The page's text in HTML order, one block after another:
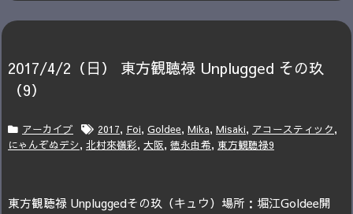
2017/4/2（日） 東方観聴禄 Unplugged その玖
（9）
アーカイブ 2017, Foi, Goldee, Mika, Misaki, アコースティック,
にゃんぞぬデシ, 北村來嶺彩, 大阪, 徳永由希, 東方観聴禄9
東方観聴禄 Unpluggedその玖（キュウ） 場所：堀江Goldee開